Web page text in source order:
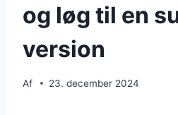
og løg til en
version
Af 23. december 2024